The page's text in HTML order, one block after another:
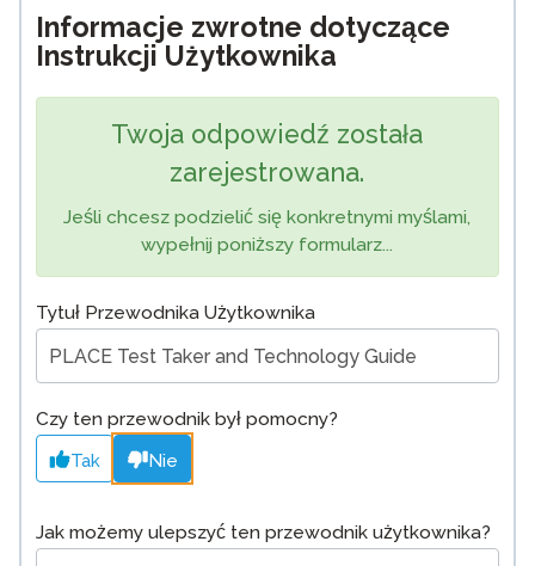
Informacje zwrotne dotyczące
Instrukcji Użytkownika
Twoja odpowiedź została
zarejestrowana.
Jeśli chcesz podzielić się konkretnymi myślami,
wypełnij poniższy formularz...
Tytuł Przewodnika Użytkownika
Czy ten przewodnik był pomocny?
Tak Nie
Jak możemy ulepszyć ten przewodnik użytkownika?